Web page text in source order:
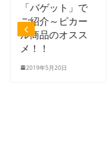
「バゲット」で
ご紹介～ピカー
ル商品のオスス
メ！！
2019年5月20日